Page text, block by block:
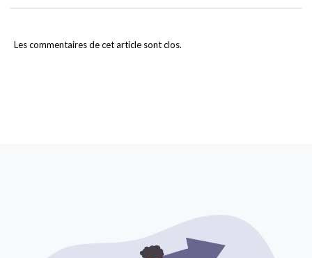
Les commentaires de cet article sont clos.